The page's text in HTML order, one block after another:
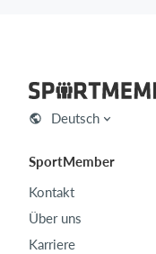
Deutsch
SportMember
Kontakt
Über uns
Karriere